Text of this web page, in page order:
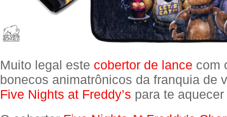
Muito legal este cobertor de lance com
bonecos animatrônicos da franquia de
Five Nights at Freddy’s para te